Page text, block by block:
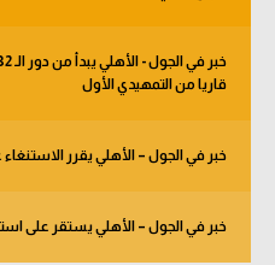
قاريا من التمهيدي الأول
خبر في الجول – الأهلي يقرر
خبر في الجول – الأهلي يستقر على